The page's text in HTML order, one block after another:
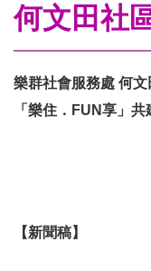
何文田社
樂群社會服務處 何
「樂住．FUN享」
【新聞稿】